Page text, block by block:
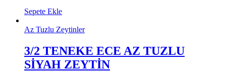
Sepete Ekle
Az Tuzlu Zeytinler
3/2 TENEKE ECE AZ TUZLU
SİYAH ZEYTİN